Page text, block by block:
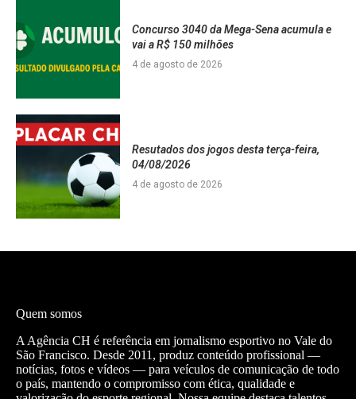
Concurso 3040 da Mega-Sena acumula e
vai a R$ 150 milhões
4 de agosto de 2026
Resutados dos jogos desta terça-feira,
04/08/2026
4 de agosto de 2026
Quem somos
A Agência CH é referência em jornalismo esportivo no Vale do
São Francisco. Desde 2011, produz conteúdo profissional —
notícias, fotos e vídeos — para veículos de comunicação de todo
o país, mantendo o compromisso com ética, qualidade e